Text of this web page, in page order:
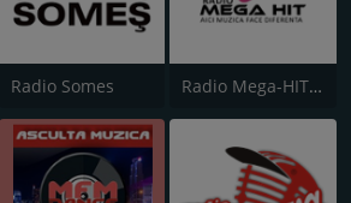
Radio Somes Radio Mega-HIT Romania